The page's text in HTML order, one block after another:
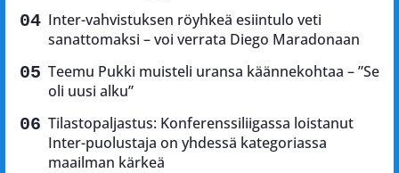
Inter-vahvistuksen röyhkeä esiintulo veti
sanattomaksi – voi verrata Diego Maradonaan
Teemu Pukki muisteli uransa käännekohtaa – ”Se
oli uusi alku”
Tilastopaljastus: Konferenssiliigassa loistanut
Inter-puolustaja on yhdessä kategoriassa
maailman kärkeä